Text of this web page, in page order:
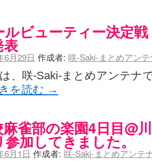
ルビューティー決定
表
6月29日 作成者: 咲-Saki-まとめアン
、咲-Saki-まとめアンテナ
を読む →
雀部の楽園4日目@
参加してきました。
6月1日 作成者: 咲-Saki-まとめアンテ